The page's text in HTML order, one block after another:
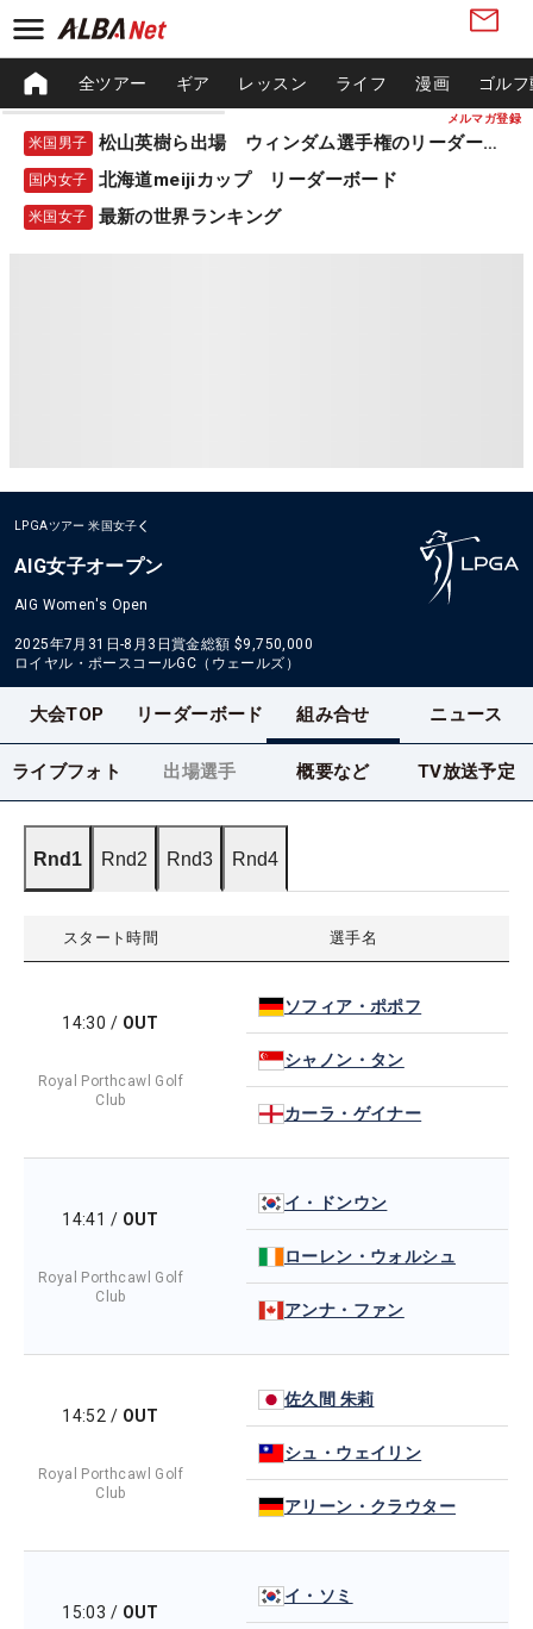
メルマガ登録
全ツアー ギア レッスン ライフ 漫画 ゴル
米国男子 松山英樹ら出場 ウィンダム選手権のリーダーボード
国内女子 北海道meijiカップ リーダーボード
米国女子 最新の世界ランキング
LPGAツアー 米国女子
AIG女子オープン
AIG Women's Open
2025年7月31日-8月3日賞金総額 $9,750,000
ロイヤル・ポースコールGC（ウェールズ）
大会TOP リーダーボード 組み合せ ニュース
ライブフォト 出場選手 概要など TV放送予定
Rnd1 Rnd2 Rnd3 Rnd4
スタート時間 選手名
14:30 / OUT
Royal Porthcawl Golf
Club
ソフィア・ポポフ
シャノン・タン
カーラ・ゲイナー
14:41 / OUT
Royal Porthcawl Golf
Club
イ・ドンウン
ローレン・ウォルシュ
アンナ・ファン
14:52 / OUT
Royal Porthcawl Golf
Club
佐久間 朱莉
シュ・ウェイリン
アリーン・クラウター
15:03 / OUT
イ・ソミ